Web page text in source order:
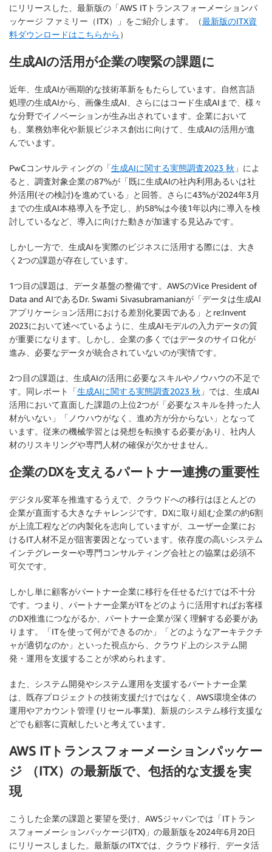
にリリースした、最新版の「AWS ITトランスフォーメーションパ
ッケージ ファミリー（ITX）」をご紹介します。（最新版のITX資
料ダウンロードはこちらから ）
生成AIの活用が企業の喫緊の課題に
近年、生成AIが画期的な技術革新をもたらしています。自然言語
処理の生成AIから、画像生成AI、さらにはコード生成AIまで、様々
な分野でイノベーションが生み出されています。企業において
も、業務効率化や新規ビジネス創出に向けて、生成AIの活用が進
んでいます。
PwCコンサルティングの「生成AIに関する実態調査2023 秋 」によ
ると、調査対象企業の87%が「既に生成AIの社内利用あるいは社
外活用(その検討)を進めている」と回答。さらに43%が2024年3月
までの生成AI本格導入を予定し、約58%は今後1年以内に導入を検
討しているなど、導入に向けた動きが加速する見込みです。
しかし一方で、生成AIを実際のビジネスに活用する際には、大き
く2つの課題が存在しています。
1つ目の課題は、データ基盤の整備です。AWSのVice President of
Data and AIであるDr. Swami Sivasubramanianが「データは生成AI
アプリケーション活用における差別化要因である」とre:Invent
2023において述べているように、生成AIモデルの入力データの質
が重要になります。しかし、企業の多くではデータのサイロ化が
進み、必要なデータが統合されていないのが実情です。
2つ目の課題は、生成AIの活用に必要なスキルやノウハウの不足で
す。同レポート「生成AIに関する実態調査2023 秋 」では、生成AI
活用において直面した課題の上位2つが「必要なスキルを持った人
材がいない」「ノウハウがなく、進め方が分からない」となって
います。従来の機械学習とは発想を転換する必要があり、社内人
材のリスキリングや専門人材の確保が欠かせません。
企業のDXを支えるパートナー連携の重要性
デジタル変革を推進するうえで、クラウドへの移行はほとんどの
企業が直面する大きなチャレンジです。DXに取り組む企業の約6割
が上流工程などの内製化を志向していますが、ユーザー企業にお
けるIT人材不足が阻害要因となっています。依存度の高いシステム
インテグレーターや専門コンサルティング会社との協業は必須不
可欠です。
しかし単に顧客がパートナー企業に移行を任せるだけでは不十分
です。つまり、パートナー企業がITをどのように活用すればお客様
のDX推進につながるか、パートナー企業が深く理解する必要があ
ります。「ITを使って何ができるのか」「どのようなアーキテクチ
ャが適切なのか」といった視点から、クラウド上のシステム開
発・運用を支援することが求められます。
また、システム開発やシステム運用を支援するパートナー企業
は、既存プロジェクトの技術支援だけではなく、AWS環境全体の
運用やアカウント管理 (リセール事業)、新規のシステム移行支援な
どでも顧客に貢献したいと考えています。
AWS ITトランスフォーメーションパッケー
ジ （ITX）の最新版で、包括的な支援を実
現
こうした企業の課題と要望を受け、AWSジャパンでは「ITトラン
スフォーメーションパッケージ(ITX)」の最新版を2024年6月20日
にリリースしました。最新版のITXでは、クラウド移行、データ活